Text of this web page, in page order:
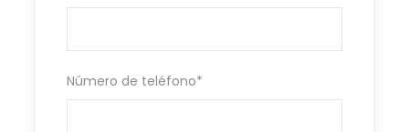
Número de teléfono*